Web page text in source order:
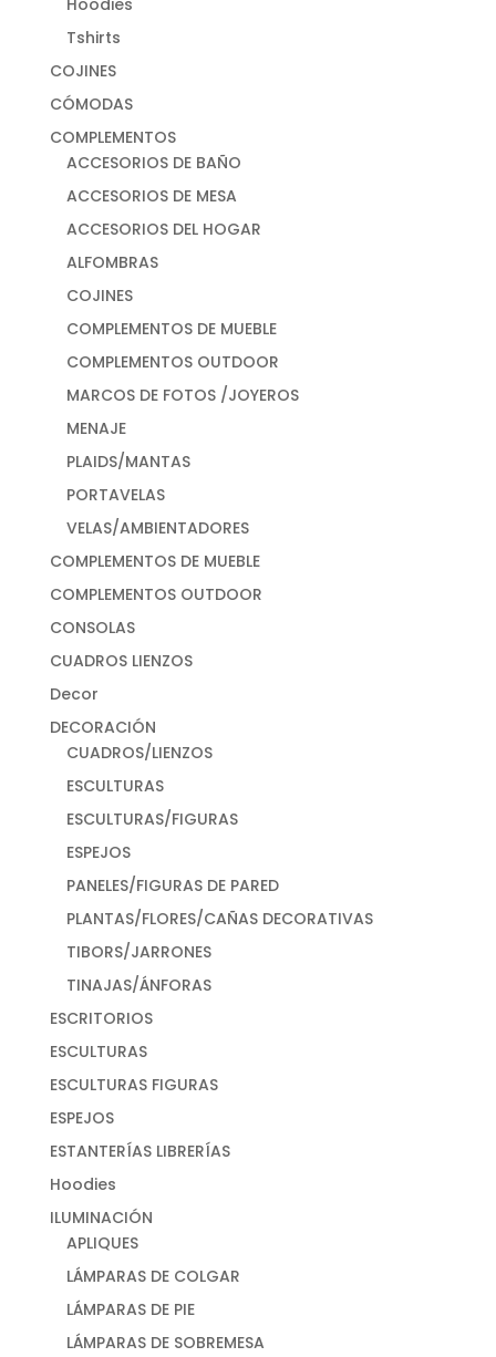
Tshirts
COJINES
CÓMODAS
COMPLEMENTOS
ACCESORIOS DE BAÑO
ACCESORIOS DE MESA
ACCESORIOS DEL HOGAR
ALFOMBRAS
COJINES
COMPLEMENTOS DE MUEBLE
COMPLEMENTOS OUTDOOR
MARCOS DE FOTOS /JOYEROS
MENAJE
PLAIDS/MANTAS
PORTAVELAS
VELAS/AMBIENTADORES
COMPLEMENTOS DE MUEBLE
COMPLEMENTOS OUTDOOR
CONSOLAS
CUADROS LIENZOS
Decor
DECORACIÓN
CUADROS/LIENZOS
ESCULTURAS
ESCULTURAS/FIGURAS
ESPEJOS
PANELES/FIGURAS DE PARED
PLANTAS/FLORES/CAÑAS DECORATIVAS
TIBORS/JARRONES
TINAJAS/ÁNFORAS
ESCRITORIOS
ESCULTURAS
ESCULTURAS FIGURAS
ESPEJOS
ESTANTERÍAS LIBRERÍAS
Hoodies
ILUMINACIÓN
APLIQUES
LÁMPARAS DE COLGAR
LÁMPARAS DE PIE
LÁMPARAS DE SOBREMESA